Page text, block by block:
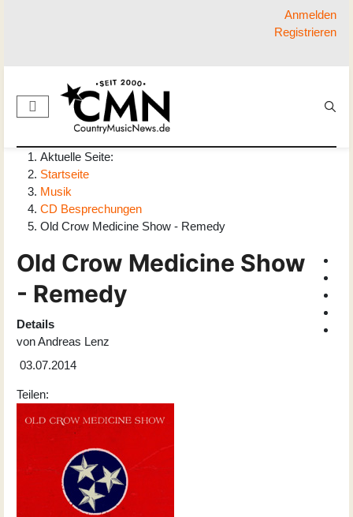
Anmelden
Registrieren
Aktuelle Seite:
Startseite
Musik
CD Besprechungen
Old Crow Medicine Show - Remedy
Old Crow Medicine Show
- Remedy
Details
vonAndreas Lenz
03.07.2014
Teilen: